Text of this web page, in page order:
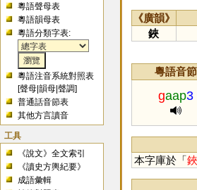
粵語聲母表
粵語韻母表
粵語分類字表:
粵語注音系統對照表
[聲母 |韻母 |聲調]
普通話音節表
其他方言讀音
工具
《說文》全文索引
《讀史方輿紀要》
成語彙輯
《廣韻》
鋏
粵語音節
gaap3
本字庫於「鋏